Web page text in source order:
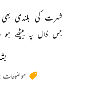
شہرت کی بلندی بھی
جس ڈال پہ بیٹھے ہو
موضوعات :